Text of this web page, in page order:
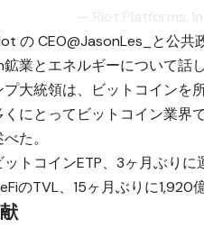
の CEO@JasonLes_と公共
業とエネルギーについて話し
プ大統領は、ビットコイン
くにとってビットコイン業界
た。
ットコインETP、3ヶ月ぶり
のTVL、15ヶ月ぶりに1,920